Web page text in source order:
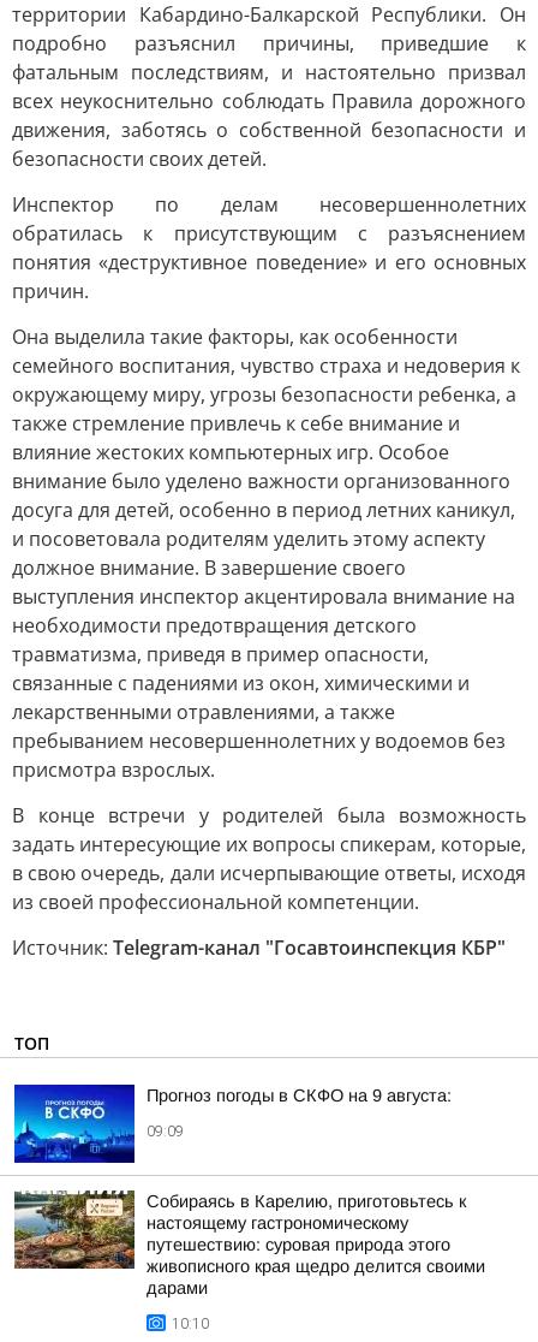
территории Кабардино-Балкарской Республики. Он
подробно разъяснил причины, приведшие к
фатальным последствиям, и настоятельно призвал
всех неукоснительно соблюдать Правила дорожного
движения, заботясь о собственной безопасности и
безопасности своих детей.
Инспектор по делам несовершеннолетних
обратилась к присутствующим с разъяснением
понятия «деструктивное поведение» и его основных
причин.
Она выделила такие факторы, как особенности
семейного воспитания, чувство страха и недоверия к
окружающему миру, угрозы безопасности ребенка, а
также стремление привлечь к себе внимание и
влияние жестоких компьютерных игр. Особое
внимание было уделено важности организованного
досуга для детей, особенно в период летних каникул,
и посоветовала родителям уделить этому аспекту
должное внимание. В завершение своего
выступления инспектор акцентировала внимание на
необходимости предотвращения детского
травматизма, приведя в пример опасности,
связанные с падениями из окон, химическими и
лекарственными отравлениями, а также
пребыванием несовершеннолетних у водоемов без
присмотра взрослых.
В конце встречи у родителей была возможность
задать интересующие их вопросы спикерам, которые,
в свою очередь, дали исчерпывающие ответы, исходя
из своей профессиональной компетенции.
Источник: Telegram-канал "Госавтоинспекция КБР"
ТОП
Прогноз погоды в СКФО на 9 августа:
09:09
Собираясь в Карелию, приготовьтесь к
настоящему гастрономическому
путешествию: суровая природа этого
живописного края щедро делится своими
дарами
10:10